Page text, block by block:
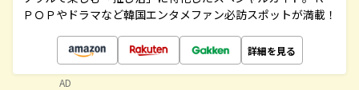
ＰＯＰやドラマなど韓国エンタメファン必訪スポットが満載！
詳細を見る
AD